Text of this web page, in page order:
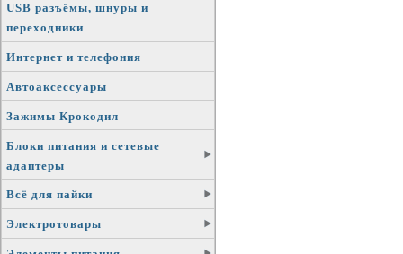
USB разъёмы, шнуры и
переходники
Интернет и телефония
Автоаксессуары
Зажимы Крокодил
Блоки питания и сетевые
адаптеры
Всё для пайки
Электротовары